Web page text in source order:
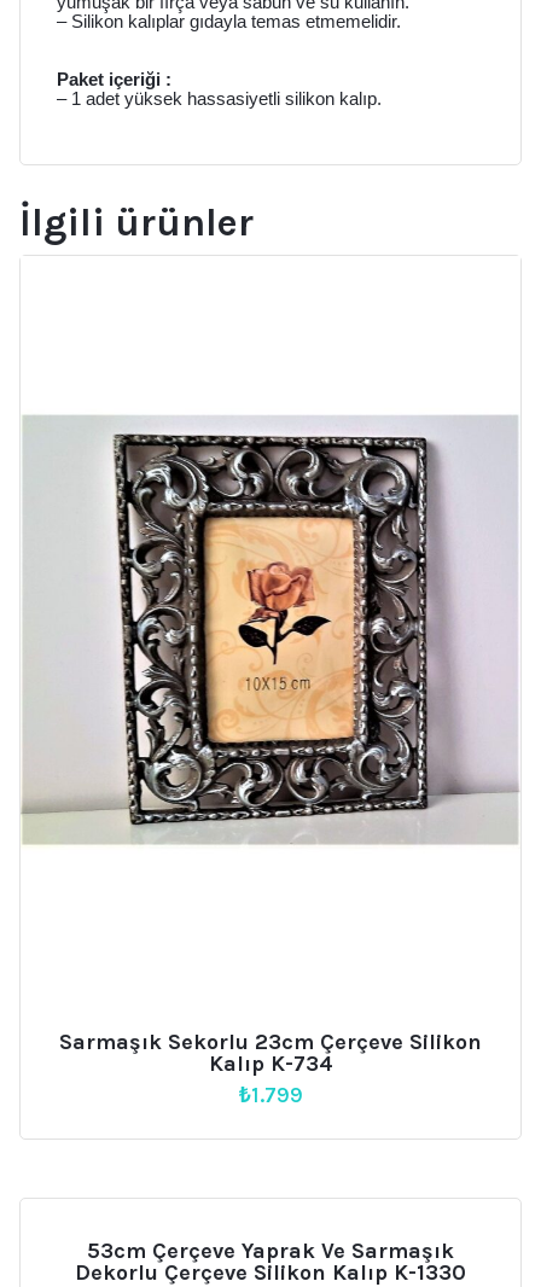
– Silikon kalıplar gıdayla temas etmemelidir.
Paket içeriği :
– 1 adet yüksek hassasiyetli silikon kalıp.
İlgili ürünler
Sarmaşık Sekorlu 23cm Çerçeve Silikon
Kalıp K-734
₺1.799
53cm Çerçeve Yaprak Ve Sarmaşık
Dekorlu Çerçeve Silikon Kalıp K-1330